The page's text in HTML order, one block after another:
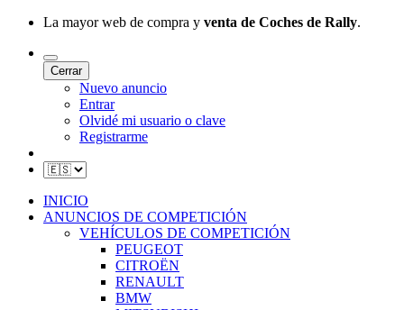
La mayor web de compra y venta de Coches de Rally.
Cerrar
Nuevo anuncio
Entrar
Olvidé mi usuario o clave
Registrarme
INICIO
ANUNCIOS DE COMPETICIÓN
VEHÍCULOS DE COMPETICIÓN
PEUGEOT
CITROËN
RENAULT
BMW